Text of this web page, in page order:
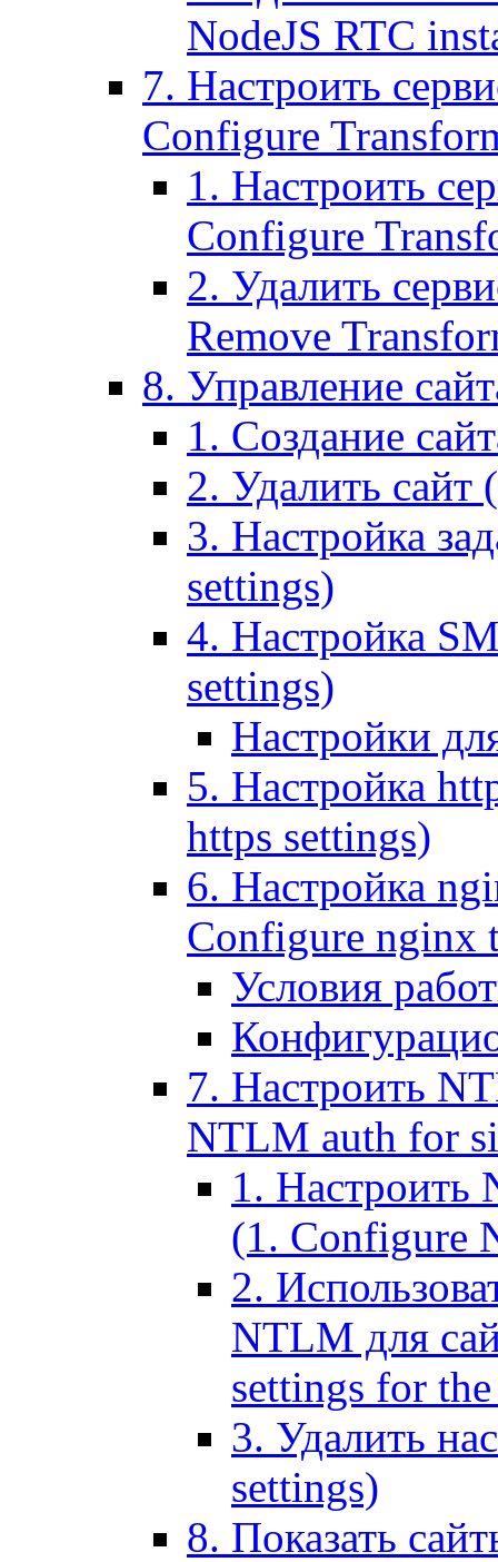
NodeJS RTC
7. Настроить
Configure
1. Настроить
Configure
2. Удалить
Remove
8. Управление
1. Создание
2. Удалить сайт
3. Настройка
settings)
4. Настройка
settings)
Настройки
5. Настройка
https settings)
6. Настройка
Configure nginx
Условия
7. Настроить
NTLM auth for
1. Настроить
(1. Configure
2.
NTLM для
settings for
3. Удалить
settings)
8. Показать